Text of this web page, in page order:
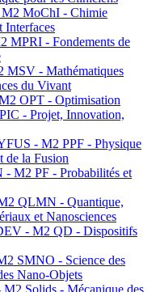
MoChI - Chimie
Interfaces
MPRI - Fondements de
- Mathématiques
du Vivant
OPT - Optimisation
- Projet, Innovation,
- M2 PPF - Physique
de la Fusion
M2 PF - Probabilités et
QLMN - Quantique,
et Nanosciences
- M2 QD - Dispositifs
SMNO - Science des
Nano-Objets
Solids - Mécanique des